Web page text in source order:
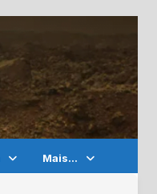
Mais…